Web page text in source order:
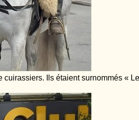
Ils étaient surnommés «